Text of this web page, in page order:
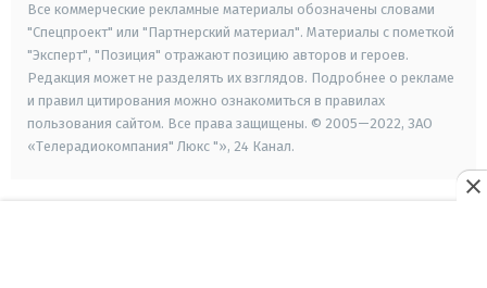
Все коммерческие рекламные материалы обозначены словами
"Спецпроект" или "Партнерский материал". Материалы с пометкой
"Эксперт", "Позиция" отражают позицию авторов и героев.
Редакция может не разделять их взглядов. Подробнее о рекламе
и правил цитирования можно ознакомиться в правилах
пользования сайтом. Все права защищены. © 2005—2022, ЗАО
«Телерадиокомпания" Люкс "», 24 Канал.